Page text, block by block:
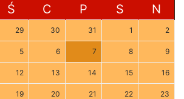
Ś C P S N
29 30 31 1 2
5 6 7 8 9
12 13 14 15 16
19 20 21 22 23